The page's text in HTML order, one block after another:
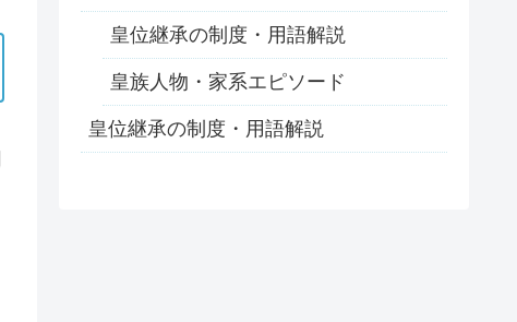
皇位継承の制度・用語解説
皇族人物・家系エピソード
皇位継承の制度・用語解説